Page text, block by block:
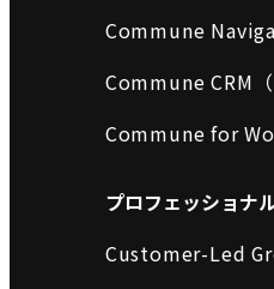
Commune
Commune CRM
Commune for
プロフェッショナ
Customer-Led